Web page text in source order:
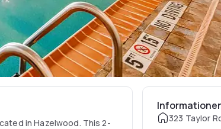
in Hazelwood. This 2-
323 Taylor